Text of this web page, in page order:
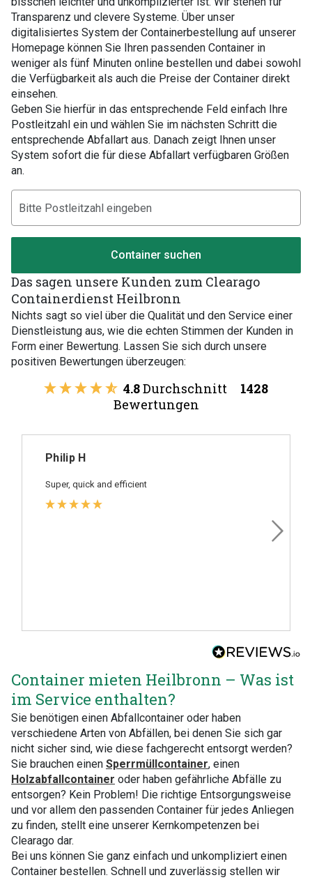
Transparenz und clevere Systeme. Über unser
digitalisiertes System der Containerbestellung auf unserer
Homepage können Sie Ihren passenden Container in
weniger als fünf Minuten online bestellen und dabei sowohl
die Verfügbarkeit als auch die Preise der Container direkt
einsehen.
Geben Sie hierfür in das entsprechende Feld einfach Ihre
Postleitzahl ein und wählen Sie im nächsten Schritt die
entsprechende Abfallart aus. Danach zeigt Ihnen unser
System sofort die für diese Abfallart verfügbaren Größen
an.
Container suchen
Das sagen unsere Kunden zum Clearago
Containerdienst Heilbronn
Nichts sagt so viel über die Qualität und den Service einer
Dienstleistung aus, wie die echten Stimmen der Kunden in
Form einer Bewertung. Lassen Sie sich durch unsere
positiven Bewertungen überzeugen:
4.8Durchschnitt
1428
Bewertungen
Philip H
Super, quick and efficient
Container mieten Heilbronn – Was ist
im Service enthalten?
Sie benötigen einen Abfallcontainer oder haben
verschiedene Arten von Abfällen, bei denen Sie sich gar
nicht sicher sind, wie diese fachgerecht entsorgt werden?
Sie brauchen einen Sperrmüllcontainer, einen
Holzabfallcontainer oder haben gefährliche Abfälle zu
entsorgen? Kein Problem! Die richtige Entsorgungsweise
und vor allem den passenden Container für jedes Anliegen
zu finden, stellt eine unserer Kernkompetenzen bei
Clearago dar.
Bei uns können Sie ganz einfach und unkompliziert einen
Container bestellen. Schnell und zuverlässig stellen wir